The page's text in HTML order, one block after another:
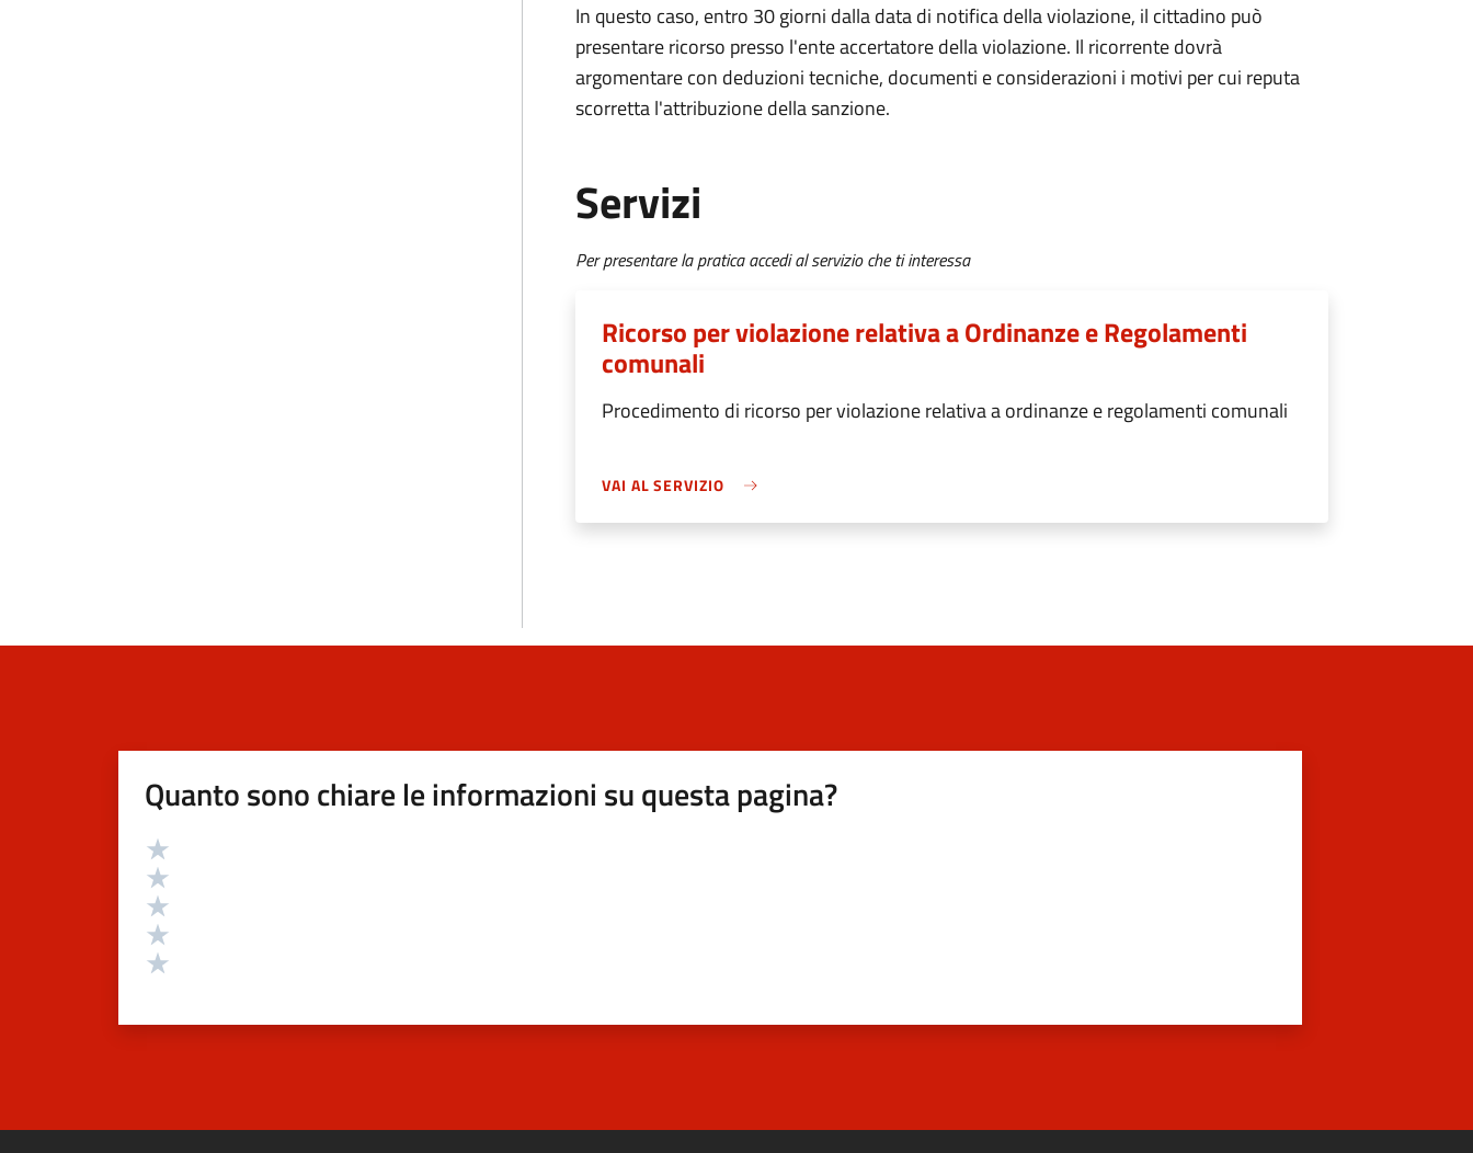
In questo caso, entro 30 giorni dalla data di notifica della violazione, il cittadino può
presentare ricorso presso l'ente accertatore della violazione. Il ricorrente dovrà
argomentare con deduzioni tecniche, documenti e considerazioni i motivi per cui reputa
scorretta l'attribuzione della sanzione.
Servizi
Per presentare la pratica accedi al servizio che ti interessa
Ricorso per violazione relativa a Ordinanze e Regolamenti
comunali
Procedimento di ricorso per violazione relativa a ordinanze e regolamenti comunali
VAI AL SERVIZIO
Quanto sono chiare le informazioni su questa pagina?
Valutazione